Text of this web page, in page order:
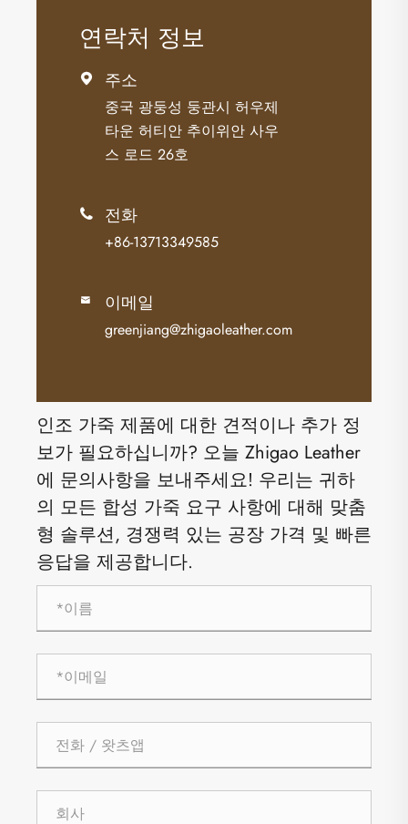
연락처 정보
 주소
중국 광둥성 둥관시 허우제
타운 허티안 추이위안 사우
스 로드 26호
 전화
+86-13713349585
 이메일
greenjiang@zhigaoleather.com
인조 가죽 제품에 대한 견적이나 추가 정
보가 필요하십니까? 오늘 Zhigao Leather
에 문의사항을 보내주세요! 우리는 귀하
의 모든 합성 가죽 요구 사항에 대해 맞춤
형 솔루션, 경쟁력 있는 공장 가격 및 빠른
응답을 제공합니다.